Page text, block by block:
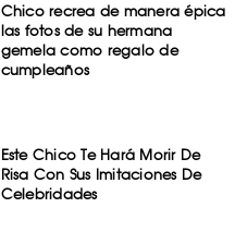
Chico recrea de manera épica
las fotos de su hermana
gemela como regalo de
cumpleaños
Este Chico Te Hará Morir De
Risa Con Sus Imitaciones De
Celebridades